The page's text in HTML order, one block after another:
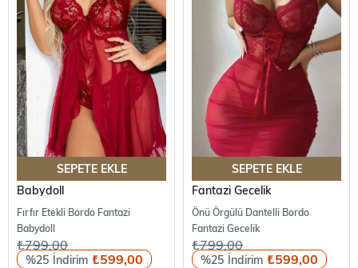
SEPETE EKLE
Babydoll
Fırfır Etekli Bordo Fantazi
Babydoll
%25 ₺599,00
₺799,00
SEPETE EKLE
Fantazi Gecelik
Önü Örgülü Dantelli Bordo
Fantazi Gecelik
%25 ₺599,00
₺799,00